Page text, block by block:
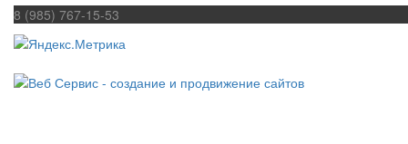
8 (985) 767-15-53